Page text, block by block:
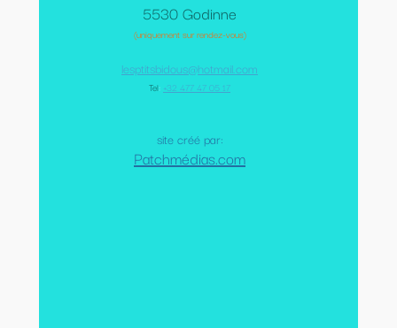
5530 Godinne
(uniquement sur rendez-vous)
lesptitsbidous@hotmail.com
Tel: +32 477 47 05 17
site créé par:
Patchmédias.com